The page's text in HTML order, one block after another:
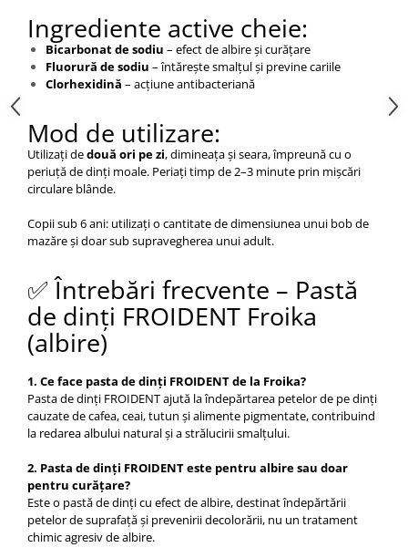
Ingrediente active cheie:
Bicarbonat de sodiu – efect de albire și curățare
Fluorură de sodiu – întărește smalțul și previne cariile
Clorhexidină – acțiune antibacteriană
Mod de utilizare:
Utilizați dedouă ori pe zi, dimineața și seara, împreună cu o
periuță de dinți moale. Periați timp de 2–3 minute prin mișcări
circulare blânde.
Copii sub 6 ani: utilizați o cantitate de dimensiunea unui bob de
mazăre și doar sub supravegherea unui adult.
✅ Întrebări frecvente – Pastă
de dinți FROIDENT Froika
(albire)
1. Ce face pasta de dinți FROIDENT de la Froika?
Pasta de dinți FROIDENT ajută la îndepărtarea petelor de pe dinți
cauzate de cafea, ceai, tutun și alimente pigmentate, contribuind
la redarea albului natural și a strălucirii smalțului.
2. Pasta de dinți FROIDENT este pentru albire sau doar
pentru curățare?
Este o pastă de dinți cu efect de albire, destinat îndepărtării
petelor de suprafață și prevenirii decolorării, nu un tratament
chimic agresiv de albire.